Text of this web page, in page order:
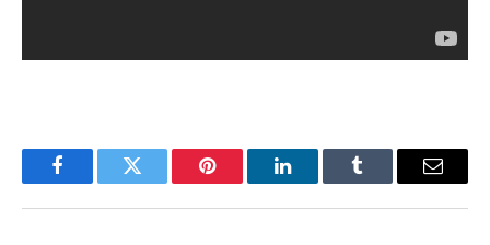
FacebookTwitter Pinterest LinkedInTumblr Email